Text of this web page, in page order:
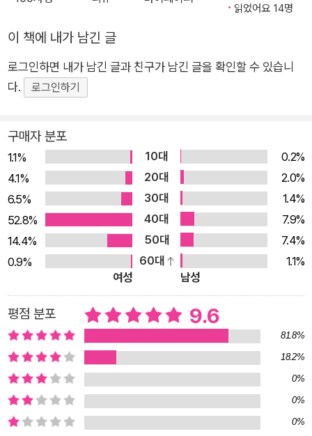
12편의 주요 작품을 집중적으로 살펴본 후 비슷한 내용이나 주제
를 가진 다른 작품을 비교 분석함으로써 해설의 깊이와 폭을 더했
다. 대한민국 청소년들의 교양과 사고력을 높이는 ‘해냄 청소년
에세이 시리즈’의 열다섯 번째 책이다. 이 책에는 그동안 청소년
파악하고, 나와 세상에 대한 통찰을 발견하도록 이끄는 류수열 교
수의 남다른 독법이 담겨 있다. 또한 어려운 옛말이나 한자어, 중
요 개념들은 풀이 박스를 넣어 설명을 보충하고 1컷 만화 같은 그
림을 삽입하여 고전 문학에 대한 부담을 덜고 흥미를 높였다. 각
편의 끝에는 ‘작품 더 살펴보기’ 코너가 있어 독서를 마지막까지
꼼꼼하게 정리할 수 있고, ‘더 생각해 보기’ 질문에 스스로 대답해
보면서 사고를 확장할 수 있다. 총 4장으로 구성된 이 책은 1장
‘주체적인 삶의 시작’에서 「허생전」을 통해 우리가 왜 학교에 가
서 공부하는지를 묻고, 「이생규장전」 속 연인이 담장을 뛰어넘고
「주몽․유리 설화」의 영웅들이 아버지를 떠나는 이야기를 읽으며
사회적 통념이나 권위에 도전해 성장하는 개인의 모습을 생각해
본다. 2장 ‘인간 본성의 모습들’에서는 「운영전」, 「흥부전」, 「창선
감의록」 등을 통해 인간의 사랑과 욕망, 선과 악을 대하는 태도에
대해 생각해 본다. 3장 ‘침묵하는 진실, 숨어 있는 지혜’에서는
「토끼전」을 읽으며 관계에서 발생하는 거짓말의 특성을 알아보
읽었어요 14명
이 책에 내가 남긴 글
로그인하면 내가 남긴 글과 친구가 남긴 글을 확인할 수 있습니
다.
로그인하기
구매자 분포
1.1% 10대
0.2%
4.1%
20대
2.0%
6.5%
30대
1.4%
52.8%
40대
7.9%
14.4%
50대
7.4%
0.9%
60대
1.1%
여성
남성
평점 분포 9.6
81.8%
18.2%
0%
0%
0%